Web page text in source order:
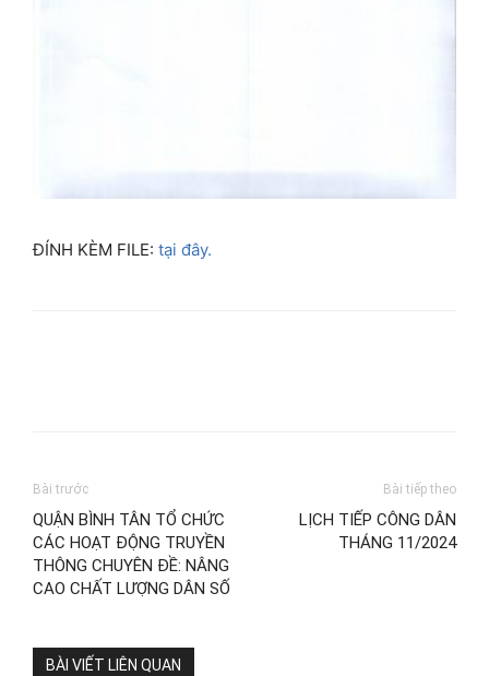
ĐÍNH KÈM FILE: tại đây.
Bài trước
QUẬN BÌNH TÂN TỔ CHỨC
CÁC HOẠT ĐỘNG TRUYỀN
THÔNG CHUYÊN ĐỀ: NÂNG
CAO CHẤT LƯỢNG DÂN SỐ
Bài tiếp theo
LỊCH TIẾP CÔNG DÂN
THÁNG 11/2024
BÀI VIẾT LIÊN QUAN